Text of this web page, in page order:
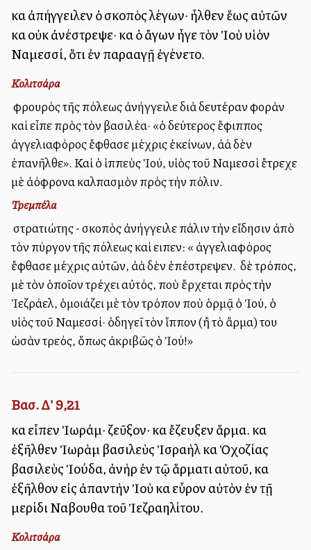
καὶ ἀπήγγειλεν ὁ σκοπὸς λέγων· ἦλθεν ἕως αὐτῶν
καὶ οὐκ ἀνέστρεψε· καὶ ὁ ἄγων ἦγε τὸν Ἰοὺ υἱὸν
Ναμεσσί, ὅτι ἐν παραλλαγῇ ἐγένετο.
Κολιτσάρα
Ὁ φρουρὸς τῆς πόλεως ἀνήγγειλε διὰ δευτέραν φορὰν
καὶ εἶπε πρὸς τὸν βασιλέα· «ὁ δεύτερος ἔφιππος
ἀγγελιαφόρος ἔφθασε μέχρις ἐκείνων, ἀλλὰ δὲν
ἐπανῆλθε». Καὶ ὁ ἱππεὺς Ἰού, υἱὸς τοῦ Ναμεσσὶ ἔτρεχε
μὲ ἀλλόφρονα καλπασμὸν πρὸς τὴν πόλιν.
Τρεμπέλα
Ὁ στρατιώτης - σκοπὸς ἀνήγγειλε πάλιν τὴν εἴδησιν ἀπὸ
τὸν πύργον τῆς πόλεως καὶ ειπεν: «Ὁ ἀγγελιαφόρος
ἔφθασε μέχρις αὐτῶν, ἀλλὰ δὲν ἐπέστρεψεν. Ὁ δὲ τρόπος,
μὲ τὸν ὁποῖον τρέχει αὐτός, ποὺ ἔρχεται πρὸς τὴν
Ἰεζράελ, ὁμοιάζει μὲ τὸν τρόπον ποὺ ὁρμᾷ ὁ Ἰού, ὁ
υἱὸς τοῦ Ναμεσσί· ὁδηγεῖ τὸν ἵππον (ἢ τὸ ἅρμα) του
ὡσὰν τρελλός, ὅπως ἀκριβῶς ὁ Ἰού!»
Βασ. Δ' 9,21
καὶ εἶπεν Ἰωράμ· ζεῦξον· καὶ ἔζευξεν ἅρμα. καὶ
ἐξῆλθεν Ἰωρὰμ βασιλεὺς Ἰσραὴλ καὶ Ὀχοζίας
βασιλεὺς Ἰούδα, ἀνὴρ ἐν τῷ ἅρματι αὐτοῦ, καὶ
ἐξῆλθον εἰς ἀπαντὴν Ἰοὺ καὶ εὗρον αὐτὸν ἐν τῇ
μερίδι Ναβουθαὶ τοῦ Ἰεζραηλίτου.
Κολιτσάρα